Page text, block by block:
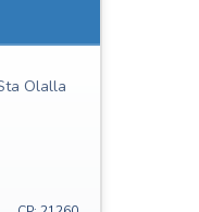
Olalla